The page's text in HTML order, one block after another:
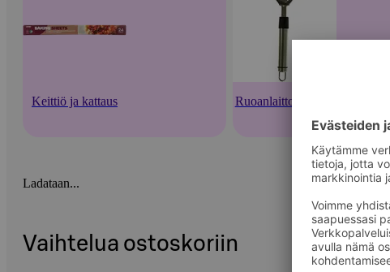
Keittiö ja kattaus Ruoanlaittovälineet
Ladataan...
Vaihtelua ostoskoriin